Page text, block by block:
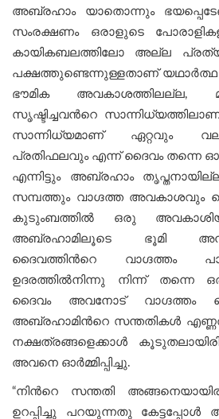
അബ്രഹാം യാതൊന്നും
സംരക്ഷണം ഒരാളുടെ
കായികബലത്തിലോ അല്ല
പക്ഷത്തുണ്ടെന്നുള്ളതാണ്
ഭൗമിക അവകാശത്തിലല്ല,
സൃഷ്ടിച്ചവന്‍റെ
സാന്നിധ്യമാണ് ഏറ്റവും
പ്രതിഫലവും എന്ന് ദൈവം തന്നെ
എന്നിട്ടും അബ്രഹാം
സമ്പത്തും വാഗ്ദത്ത അവകാശവും
കുടുംബത്തിൽ ഒരു
അബ്രഹാമിലൂടെ ഭൂമി
ദൈവത്തിന്‍റെ വാഗ്ദത്തം
ഉദരത്തിൽനിന്നു നിന്ന് തന്നെ
ദൈവം അവനോട് വാഗ്ദത്തം
അബ്രഹാമിന്‍റെ സന്തതികൾ
നക്ഷത്രങ്ങളെക്കാൾ
അവനെ ഓര്‍മ്മിപ്പിച്ചു.
“നിന്‍റെ സന്തതി
ഉറപ്പിച്ചു പറയുന്നതു